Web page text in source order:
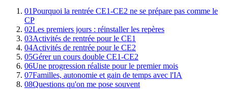
01Pourquoi la rentrée CE1-CE2 ne se prépare pas comme le
CP
02Les premiers jours : réinstaller les repères
03Activités de rentrée pour le CE1
04Activités de rentrée pour le CE2
05Gérer un cours double CE1-CE2
06Une progression réaliste pour le premier mois
07Familles, autonomie et gain de temps avec l'IA
08Questions qu'on me pose souvent